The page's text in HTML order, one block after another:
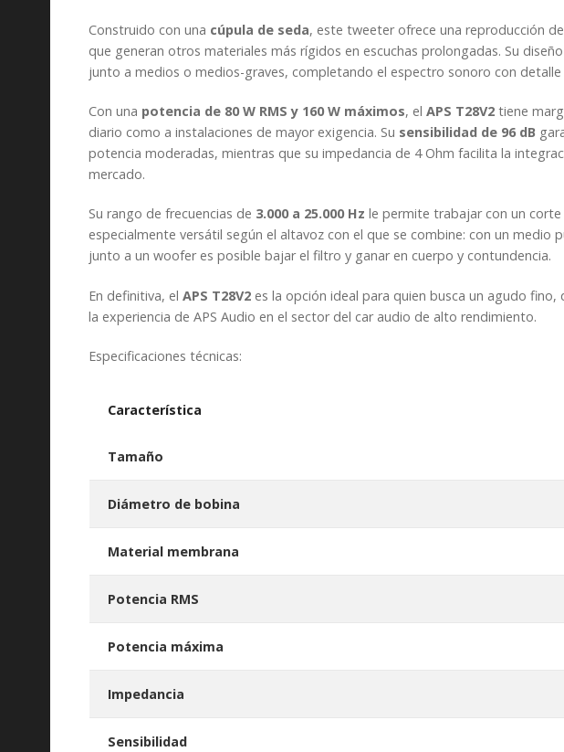
Construido con una cúpula de seda, este tweeter ofrece una reproducción
que generan otros materiales más rígidos en escuchas prolongadas. Su
junto a medios o medios-graves, completando el espectro sonoro con detalle
Con una potencia de 80 W RMS y 160 W máximos, el APS T28V2tiene
diario como a instalaciones de mayor exigencia. Su sensibilidad de 96 dB
potencia moderadas, mientras que su impedancia de 4 Ohm facilita la
mercado.
Su rango de frecuencias de 3.000 a 25.000 Hz le permite trabajar con un
especialmente versátil según el altavoz con el que se combine: con un
junto a un woofer es posible bajar el filtro y ganar en cuerpo y contundencia.
En definitiva, el APS T28V2es la opción ideal para quien busca un agudo
la experiencia de APS Audio en el sector del car audio de alto rendimiento.
Especificaciones técnicas:
Característica
Tamaño
Diámetro de bobina
Material membrana
Potencia RMS
Potencia máxima
Impedancia
Sensibilidad